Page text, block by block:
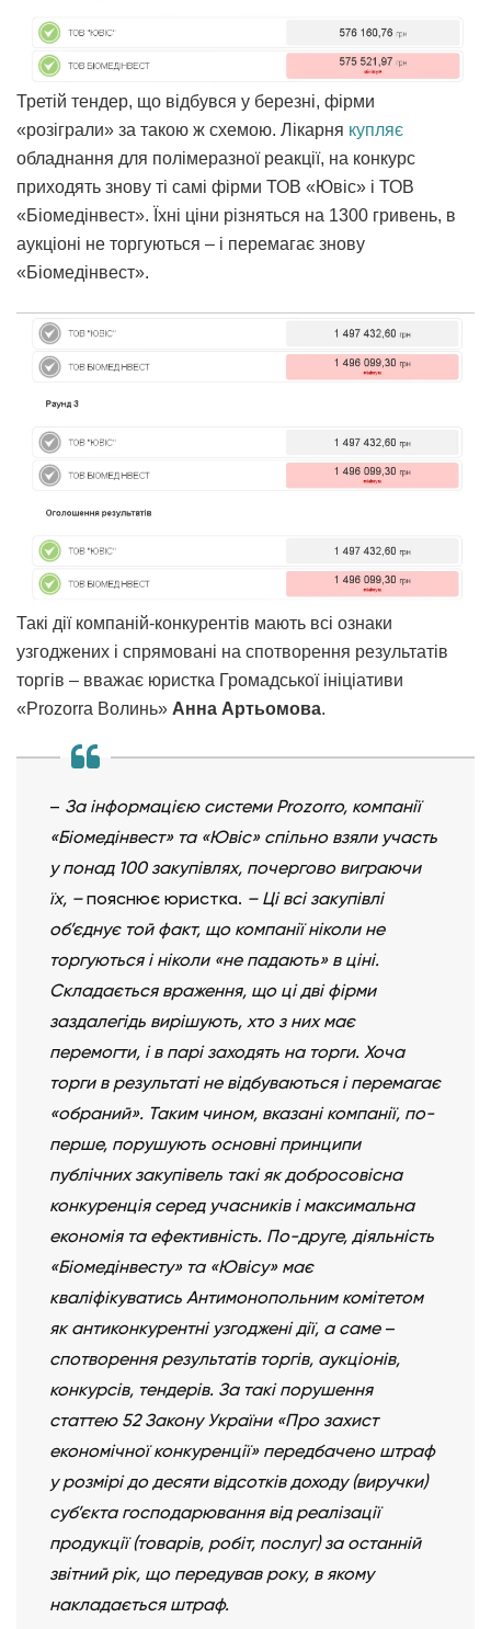
Третій тендер, що відбувся у березні, фірми
«розіграли» за такою ж схемою. Лікарня купляє
обладнання для полімеразної реакції, на конкурс
приходять знову ті самі фірми ТОВ «Ювіс» і ТОВ
«Біомедінвест». Їхні ціни різняться на 1300 гривень, в
аукціоні не торгуються – і перемагає знову
«Біомедінвест».
Такі дії компаній-конкурентів мають всі ознаки
узгоджених і спрямовані на спотворення результатів
торгів – вважає юристка Громадської ініціативи
«Prozorra Волинь» Анна Артьомова.
– За інформацією системи Prozorrо, компанії
«Біомедінвест» та «Ювіс» спільно взяли участь
у понад 100 закупівлях, почергово виграючи
їх, –пояснює юристка. – Ці всі закупівлі
об’єднує той факт, що компанії ніколи не
торгуються і ніколи «не падають» в ціні.
Складається враження, що ці дві фірми
заздалегідь вирішують, хто з них має
перемогти, і в парі заходять на торги. Хоча
торги в результаті не відбуваються і перемагає
«обраний». Таким чином, вказані компанії, по-
перше, порушують основні принципи
публічних закупівель такі як добросовісна
конкуренція серед учасників і максимальна
економія та ефективність. По-друге, діяльність
«Біомедінвесту» та «Ювісу» має
кваліфікуватись Антимонопольним комітетом
як антиконкурентні узгоджені дії, а саме –
спотворення результатів торгів, аукціонів,
конкурсів, тендерів. За такі порушення
статтею 52 Закону України «Про захист
економічної конкуренції» передбачено штраф
у розмірі до десяти відсотків доходу (виручки)
суб’єкта господарювання від реалізації
продукції (товарів, робіт, послуг) за останній
звітний рік, що передував року, в якому
накладається штраф.